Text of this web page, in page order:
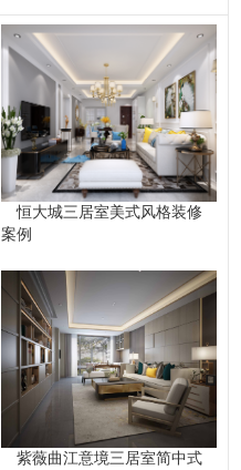
恒大城三居室美式风格装修
案例
紫薇曲江意境三居室简中式